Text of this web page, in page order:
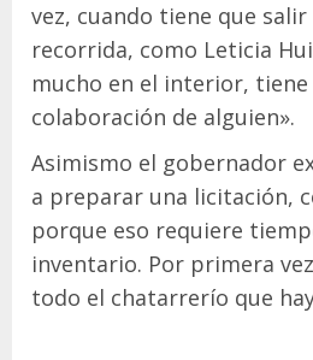
vez, cuando tiene que
recorrida, como Leticia
mucho en el interior,
colaboración de alguien».
Asimismo el gobernador
a preparar una licitación,
porque eso requiere
inventario. Por primera
todo el chatarrerío que